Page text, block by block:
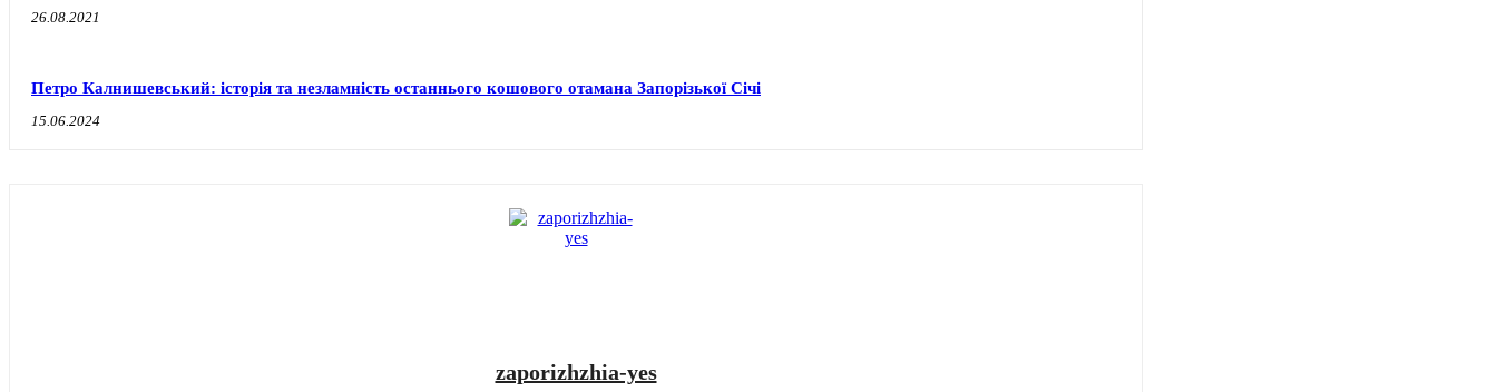
26.08.2021
Петро Калнишевський: історія та незламність останнього кошового отамана Запорізької Січі
15.06.2024
zaporizhzhia-yes